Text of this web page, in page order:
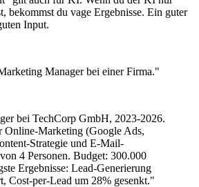
bekommst du vage Ergebnisse. Ein guter
Input.
Manager bei einer Firma."
bei TechCorp GmbH, 2023-2026.
Online-Marketing (Google Ads,
Strategie und E-Mail-
4 Personen. Budget: 300.000
Ergebnisse: Lead-Generierung
Cost-per-Lead um 28% gesenkt."